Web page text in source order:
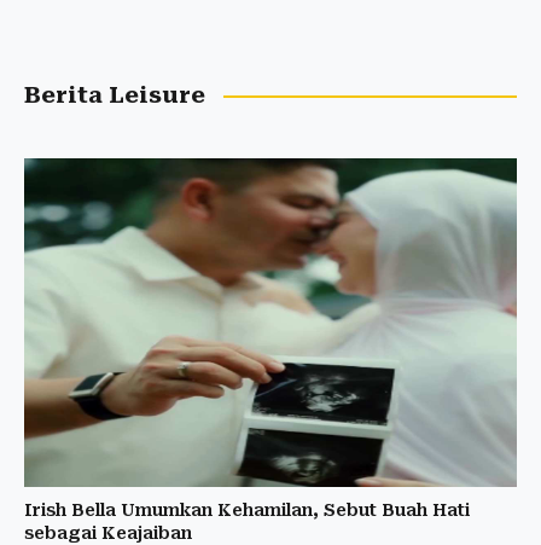
Berita Leisure
Irish Bella Umumkan Kehamilan, Sebut Buah Hati
sebagai Keajaiban